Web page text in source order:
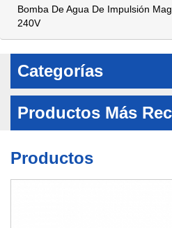
Bomba De Agua De Impulsión
240V
Categorías
Productos Más
Productos